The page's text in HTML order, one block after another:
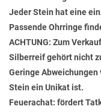
Jeder Stein hat eine
Passende Ohrringe
ACHTUNG: Zum
Silberreif gehört nicht
Geringe
Stein ein Unikat ist.
Feuerachat: fördert